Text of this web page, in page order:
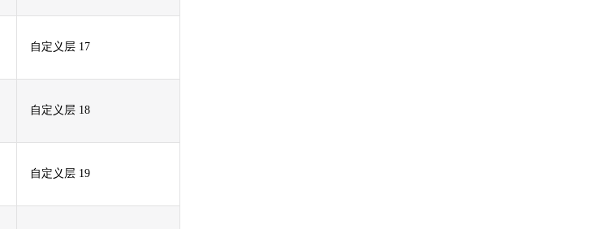
自定义层 17
自定义层 18
自定义层 19